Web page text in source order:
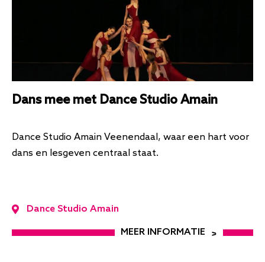
Dans mee met Dance Studio Amain
Dance Studio Amain Veenendaal, waar een hart voor
dans en lesgeven centraal staat.
Dance Studio Amain
MEER INFORMATIE